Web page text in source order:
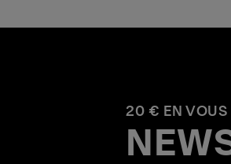
20 € EN VOUS